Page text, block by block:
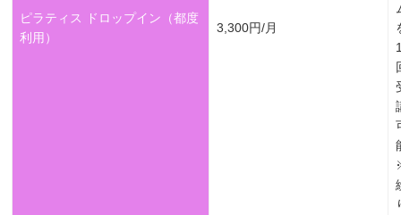
ピラティス ドロップイン（都度
利用）
3,300円/月